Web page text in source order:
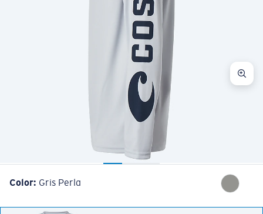
Color: Gris Perla